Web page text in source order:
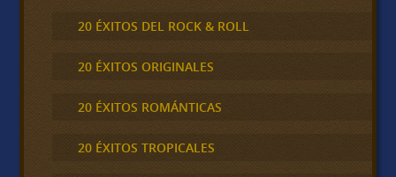
20 ÉXITOS DEL ROCK & ROLL
20 ÉXITOS ORIGINALES
20 ÉXITOS ROMÁNTICAS
20 ÉXITOS TROPICALES